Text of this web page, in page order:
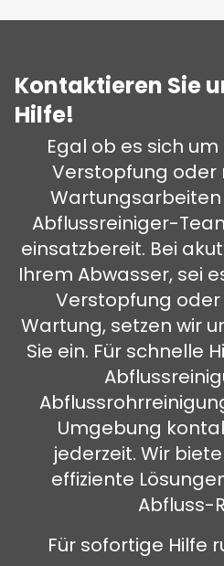
Kontaktieren Sie
Hilfe!
Egal ob es sich
Verstopfung oder
Abflussreiniger-
einsatzbereit. Bei
Ihrem Abwasser, sei
Verstopfung
Wartung, setzen wir
Sie ein. Für schnelle
Umgebung
jederzeit. Wir
effiziente
Abfluss-
Für sofortige Hilfe